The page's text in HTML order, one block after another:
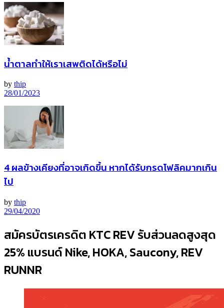
น้ำตาลทำให้เราเสพติดได้หรือไม่
by thip
28/01/2023
4 ผลข้างเคียงที่อาจเกิดขึ้น หากได้รับกรดโฟลิคมากเกิน
ไป
by thip
29/04/2020
สมัครบัตรเครดิต KTC REV รับส่วนลดสูงสุด
25% แบรนด์ Nike, HOKA, Saucony, REV
RUNNR